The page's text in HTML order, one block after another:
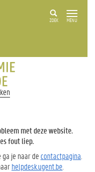
ZOEK MENU
met deze website.
fout liep.
je naar de contactpagina
helpdesk.ugent.be